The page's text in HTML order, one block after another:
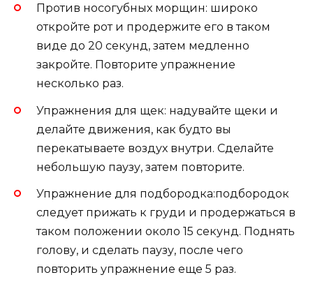
Против носогубных морщин: широко
откройте рот и продержите его в таком
виде до 20 секунд, затем медленно
закройте. Повторите упражнение
несколько раз.
Упражнения для щек: надувайте щеки и
делайте движения, как будто вы
перекатываете воздух внутри. Сделайте
небольшую паузу, затем повторите.
Упражнение для подбородка:подбородок
следует прижать к груди и продержаться в
таком положении около 15 секунд. Поднять
голову, и сделать паузу, после чего
повторить упражнение еще 5 раз.